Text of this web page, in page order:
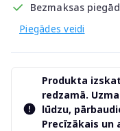
Bezmaksas
Piegādes veidi
Produkta
redzamā.
lūdzu,
Precīzākais